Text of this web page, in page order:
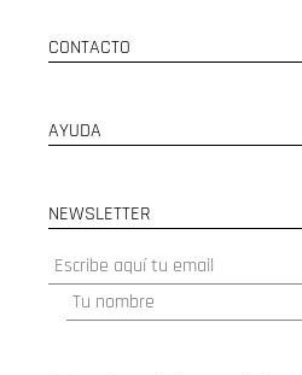
CONTACTO
AYUDA
NEWSLETTER